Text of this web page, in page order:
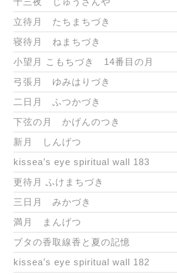
立待月 たちまちづき
寝待月 ねまちづき
小望月 こもちづき 14番目の月
弓張月 ゆみはりづき
二日月 ふつかづき
下弦の月 かげんのつき
新月 しんげつ
kissea’s eye spiritual wall 183
更待月 ふけまちづき
三日月 みかづき
満月 まんげつ
ブタの香取線香と夏の記憶
kissea’s eye spiritual wall 182